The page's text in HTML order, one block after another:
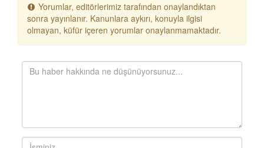
Yorumlar, editörlerimiz tarafından onaylandıktan
sonra yayınlanır. Kanunlara aykırı, konuyla ilgisi
olmayan, küfür içeren yorumlar onaylanmamaktadır.